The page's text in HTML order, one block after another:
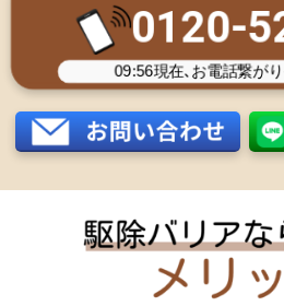
0120-
09:56現在､お電話繋がり